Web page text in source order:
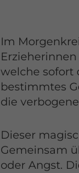
Im
welche sofort
bestimmtes
die
Dieser
Gemeinsam
oder Angst.